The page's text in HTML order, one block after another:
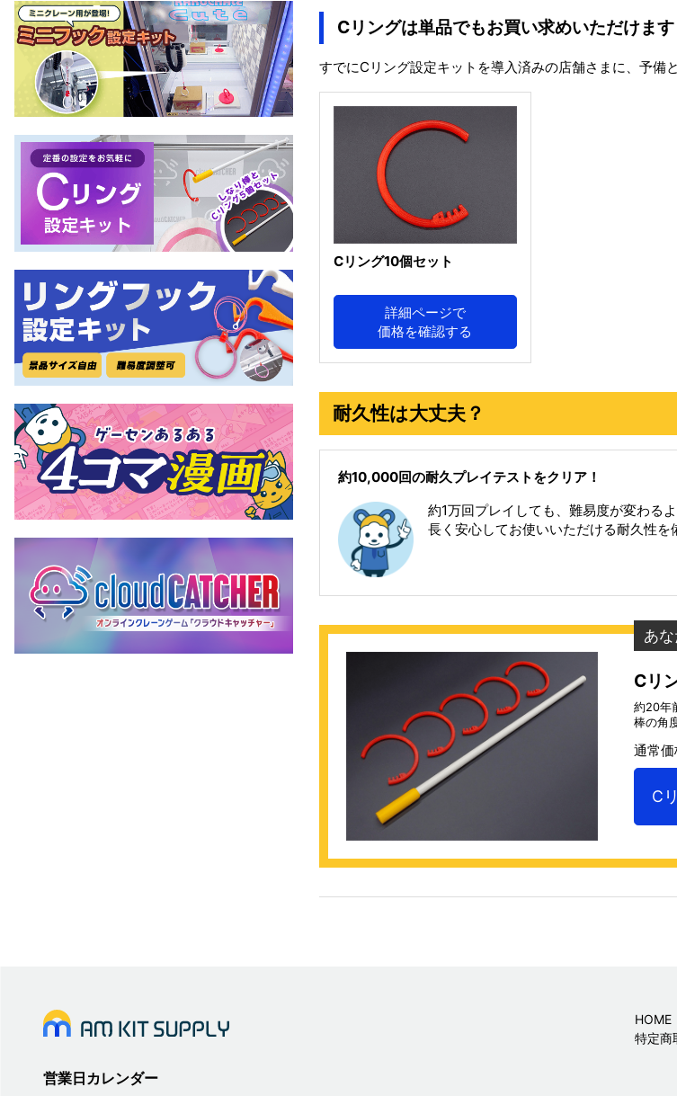
Cリングは単品でもお買い求めいただけます
すでにCリング設定キットを導入済みの店舗さまに、予備
Cリング10個セット
詳細ページで
価格を確認する
耐久性は大丈夫？
約10,000回の耐久プレイテストをクリア！
約1万回プレイしても、難易度が変わる
長く安心してお使いいただける耐久性を
あ
Cリ
約20年
棒の角
通常価
C
営業日カレンダー
HOME
特定商